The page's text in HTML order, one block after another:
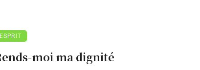
ESPRIT
moi ma dignité